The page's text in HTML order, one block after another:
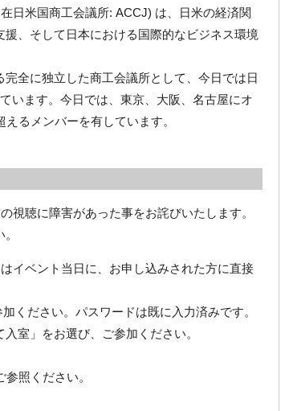
日米国商工会議所: ACCJ) は、日米の経済関
、そして日本における国際的なビジネス環境
全に独立した商工会議所として、今日では日
います。今日では、東京、大阪、名古屋にオ
るメンバーを有しています。
視聴に障害があった事をお詫びいたします。
イベント当日に、お申し込みされた方に直接
ください。パスワードは既に入力済みです。
室」をお選び、ご参加ください。
参照ください。